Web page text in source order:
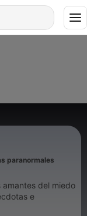
paranormales
del miedo
e